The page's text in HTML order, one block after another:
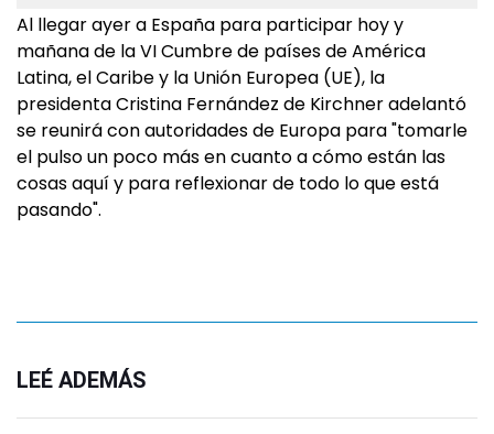
Al llegar ayer a España para participar hoy y
mañana de la VI Cumbre de países de América
Latina, el Caribe y la Unión Europea (UE), la
presidenta Cristina Fernández de Kirchner adelantó
se reunirá con autoridades de Europa para "tomarle
el pulso un poco más en cuanto a cómo están las
cosas aquí y para reflexionar de todo lo que está
pasando".
LEÉ ADEMÁS